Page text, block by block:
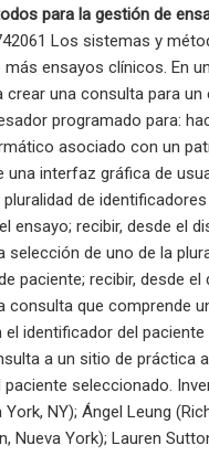
para la gestión de
Los sistemas y
ensayos clínicos. En
crear una consulta para un
programado para:
asociado con un
una interfaz gráfica de
de
ensayo; recibir, desde el
selección de uno de la
paciente; recibir, desde el
consulta que comprende
el identificador del
a un sitio de práctica
seleccionado.
NY); Ángel Leung
Nueva York); Lauren